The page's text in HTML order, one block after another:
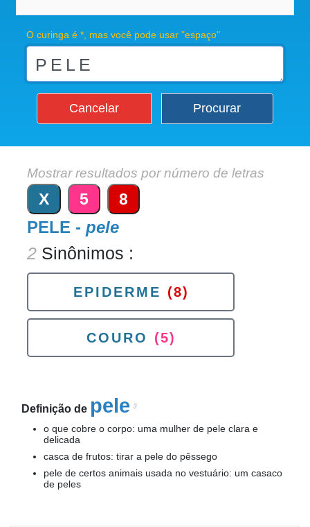
O curinga é *, mas você pode usar "espaço"
Cancelar Procurar
Mostrar resultados por número de letras
X 5 8
PELE - pele
2 Sinônimos :
EPIDERME (8)
COURO (5)
Definição de pele 3
o que cobre o corpo: uma mulher de pele clara e
delicada
casca de frutos: tirar a pele do pêssego
pele de certos animais usada no vestuário: um casaco
de peles